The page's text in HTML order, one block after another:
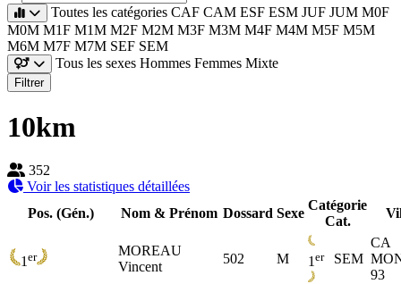
Toutes les catégories CAF CAM ESF ESM JUF JUM M0F
M0M M1F M1M M2F M2M M3F M3M M4F M4M M5F M5M
M6M M7F M7M SEF SEM
Tous les sexes Hommes Femmes Mixte
Filtrer
10km
352
Voir les statistiques détaillées
Pos. (Gén.)
Nom & Prénom Dossard Sexe
Catégorie
Cat.
1 er
MOREAU
Vincent
502 M 1 er SEM
CA
93